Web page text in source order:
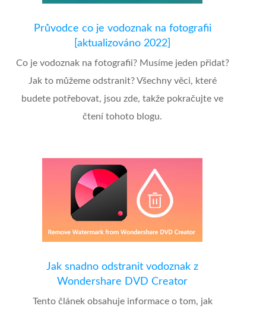
Průvodce co je vodoznak na fotografii
[aktualizováno 2022]
Co je vodoznak na fotografii? Musíme jeden přidat?
Jak to můžeme odstranit? Všechny věci, které
budete potřebovat, jsou zde, takže pokračujte ve
čtení tohoto blogu.
Jak snadno odstranit vodoznak z
Wondershare DVD Creator
Tento článek obsahuje informace o tom, jak